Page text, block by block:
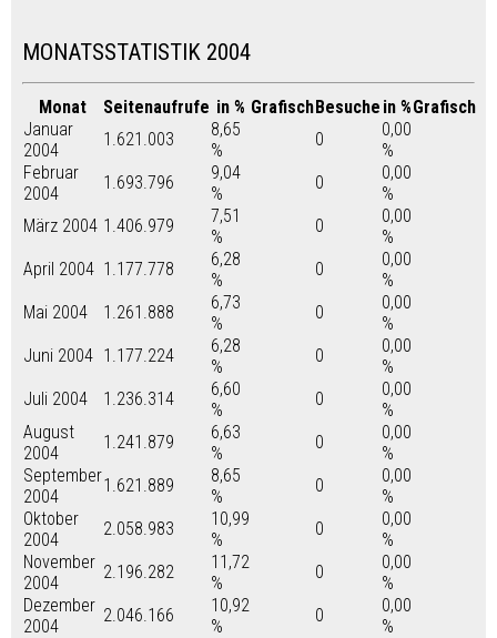
MONATSSTATISTIK 2004
Monat Seitenaufrufe in % GrafischBesuche in %Grafisch
Januar
2004
1.621.003
8,65
%
0
0,00
%
Februar
2004
1.693.796
9,04
%
0
0,00
%
März 2004 1.406.979
7,51
%
0
0,00
%
April 2004 1.177.778
6,28
%
0
0,00
%
Mai 2004
1.261.888
6,73
%
0
0,00
%
Juni 2004 1.177.224
6,28
%
0
0,00
%
Juli 2004
1.236.314
6,60
%
0
0,00
%
August
2004
1.241.879
6,63
%
0
0,00
%
September
2004
1.621.889
8,65
%
0
0,00
%
Oktober
2004
2.058.983
10,99
%
0
0,00
%
November
2004
2.196.282
11,72
%
0
0,00
%
Dezember
2004
2.046.166
10,92
%
0
0,00
%